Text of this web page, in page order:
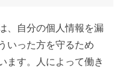
、自分の個人情報を漏
いった方を守るため
ます。人によって働き